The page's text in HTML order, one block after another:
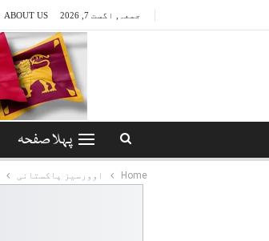
جمعہ, اگست 7, 2026 ABOUT US
پہلا صفحہ
Home اوورسیز پاکستانی